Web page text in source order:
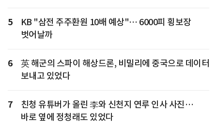
5
KB "삼전 주주환원 10배 예상"… 6000피 횡보장
벗어날까
6
英 해군의 스파이 해상드론, 비밀리에 중국으로 데이터
보내고 있었다
7
친청 유튜버가 올린 李와 신천지 연루 인사 사진…
바로 옆에 정청래도 있었다